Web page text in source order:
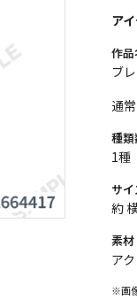
ア
作品
ブ
通
種
1種
サ
約
素材
ア
※画